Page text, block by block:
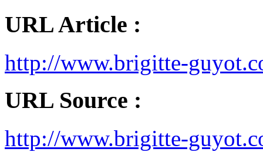
URL Article :
http://www.brigitte-
URL Source :
http://www.brigitte-